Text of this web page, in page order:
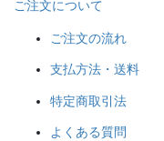
ご注文について
ご注文の流れ
支払方法・送料
特定商取引法
よくある質問